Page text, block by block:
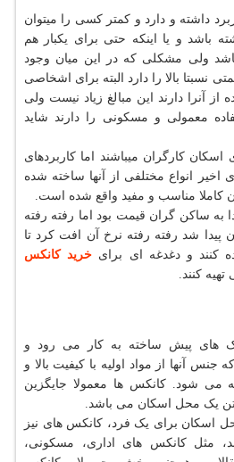
داشته و دارد و کمتر کسی را میتوان
باشد و یا اینکه حتی برای یکبار هم
ولی مشکلی که در این میان وجود
نسبتا بالا را دارد البته برای اشخاصی
آنرا دارند این مبالغ زیاد نیست ولی
معمولی و مسکونی را دارند شاید
کارگران میباشند اما کاربردهای
اخیر انواع مختلفی از آنها ساخته شده
کاملا مناسب و مفید واقع شده است.
به ساکن گران قیمت بود اما رفته رفته
پیدا شد رفته رفته نرخ آن افت کرد تا
کنند و دغدغه ای برای خرید کانکس
کنند.
های پیش ساخته به کار می رود و
جنس آنها از مواد اولیه با کیفیت بالا و
می شود. کانکس ها معمولا جایگزین
یک محل اسکان می باشد.
محل اسکان برای یک فرد، کانکس های نیز
مثل کانکس های اداری، مسکونی،